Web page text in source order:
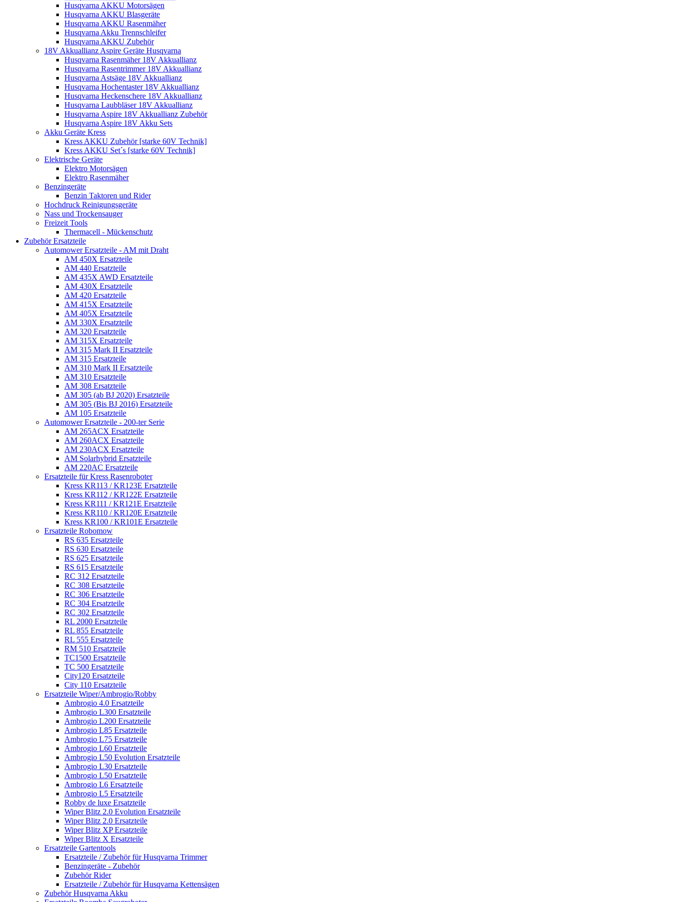
Husqvarna AKKU Motorsägen
Husqvarna AKKU Blasgeräte
Husqvarna AKKU Rasenmäher
Husqvarna Akku Trennschleifer
Husqvarna AKKU Zubehör
18V Akkuallianz Aspire Geräte Husqvarna
Husqvarna Rasenmäher 18V Akkuallianz
Husqvarna Rasentrimmer 18V Akkuallianz
Husqvarna Astsäge 18V Akkuallianz
Husqvarna Hochentaster 18V Akkuallianz
Husqvarna Heckenschere 18V Akkuallianz
Husqvarna Laubbläser 18V Akkuallianz
Husqvarna Aspire 18V Akkuallianz Zubehör
Husqvarna Aspire 18V Akku Sets
Akku Geräte Kress
Kress AKKU Zubehör [starke 60V Technik]
Kress AKKU Set´s [starke 60V Technik]
Elektrische Geräte
Elektro Motorsägen
Elektro Rasenmäher
Benzingeräte
Benzin Taktoren und Rider
Hochdruck Reinigungsgeräte
Nass und Trockensauger
Freizeit Tools
Thermacell - Mückenschutz
Zubehör Ersatzteile
Automower Ersatzteile - AM mit Draht
AM 450X Ersatzteile
AM 440 Ersatzteile
AM 435X AWD Ersatzteile
AM 430X Ersatzteile
AM 420 Ersatzteile
AM 415X Ersatzteile
AM 405X Ersatzteile
AM 330X Ersatzteile
AM 320 Ersatzteile
AM 315X Ersatzteile
AM 315 Mark II Ersatzteile
AM 315 Ersatzteile
AM 310 Mark II Ersatzteile
AM 310 Ersatzteile
AM 308 Ersatzteile
AM 305 (ab BJ 2020) Ersatzteile
AM 305 (Bis BJ 2016) Ersatzteile
AM 105 Ersatzteile
Automower Ersatzteile - 200-ter Serie
AM 265ACX Ersatzteile
AM 260ACX Ersatzteile
AM 230ACX Ersatzteile
AM Solarhybrid Ersatzteile
AM 220AC Ersatzteile
Ersatzteile für Kress Rasenroboter
Kress KR113 / KR123E Ersatzteile
Kress KR112 / KR122E Ersatzteile
Kress KR111 / KR121E Ersatzteile
Kress KR110 / KR120E Ersatzteile
Kress KR100 / KR101E Ersatzteile
Ersatzteile Robomow
RS 635 Ersatzteile
RS 630 Ersatzteile
RS 625 Ersatzteile
RS 615 Ersatzteile
RC 312 Ersatzteile
RC 308 Ersatzteile
RC 306 Ersatzteile
RC 304 Ersatzteile
RC 302 Ersatzteile
RL 2000 Ersatzteile
RL 855 Ersatzteile
RL 555 Ersatzteile
RM 510 Ersatzteile
TC1500 Ersatzteile
TC 500 Ersatzteile
City120 Ersatzteile
City 110 Ersatzteile
Ersatzteile Wiper/Ambrogio/Robby
Ambrogio 4.0 Ersatzteile
Ambrogio L300 Ersatzteile
Ambrogio L200 Ersatzteile
Ambrogio L85 Ersatzteile
Ambrogio L75 Ersatzteile
Ambrogio L60 Ersatzteile
Ambrogio L50 Evolution Ersatzteile
Ambrogio L30 Ersatzteile
Ambrogio L50 Ersatzteile
Ambrogio L6 Ersatzteile
Ambrogio L5 Ersatzteile
Robby de luxe Ersatzteile
Wiper Blitz 2.0 Evolution Ersatzteile
Wiper Blitz 2.0 Ersatzteile
Wiper Blitz XP Ersatzteile
Wiper Blitz X Ersatzteile
Ersatzteile Gartentools
Ersatzteile / Zubehör für Husqvarna Trimmer
Benzingeräte - Zubehör
Zubehör Rider
Ersatzteile / Zubehör für Husqvarna Kettensägen
Zubehör Husqvarna Akku